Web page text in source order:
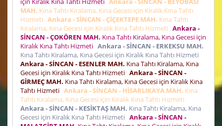
MAH. Kına Tahtı Kiralama, Kına Gecesi için Kiralık Kına Tahtı
Hizmeti Ankara - SİNCAN - ÇİÇEKTEPE MAH. Kına Tahtı
Kiralama, Kına Gecesi için Kiralık Kına Tahtı Hizmeti Ankara -
SİNCAN - ÇOKÖREN MAH. Kına Tahtı Kiralama, Kına Gecesi için
Kiralık Kına Tahtı Hizmeti Ankara - SİNCAN - ERKEKSU MAH.
Kına Tahtı Kiralama, Kına Gecesi için Kiralık Kına Tahtı Hizmeti
Ankara - SİNCAN - ESENLER MAH. Kına Tahtı Kiralama, Kına
Gecesi için Kiralık Kına Tahtı Hizmeti Ankara - SİNCAN -
GİRMEÇ MAH. Kına Tahtı Kiralama, Kına Gecesi için Kiralık Kına
Tahtı Hizmeti Ankara - SİNCAN - HİSARLIKAYA MAH. Kına
Tahtı Kiralama, Kına Gecesi için Kiralık Kına Tahtı Hizmeti
Ankara - SİNCAN - KESİKTAŞ MAH. Kına Tahtı Kiralama, Kına
Gecesi için Kiralık Kına Tahtı Hizmeti Ankara - SİNCAN -